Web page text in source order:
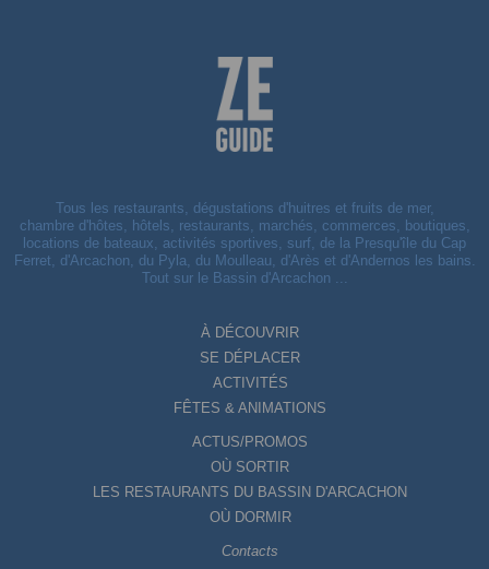
Tous les restaurants, dégustations d'huitres et fruits de mer,
chambre d'hôtes, hôtels, restaurants, marchés, commerces, boutiques,
locations de bateaux, activités sportives, surf, de la Presqu'île du Cap
Ferret, d'Arcachon, du Pyla, du Moulleau, d'Arès et d'Andernos les bains.
Tout sur le Bassin d'Arcachon ...
À DÉCOUVRIR
SE DÉPLACER
ACTIVITÉS
FÊTES & ANIMATIONS
ACTUS/PROMOS
OÙ SORTIR
LES RESTAURANTS DU BASSIN D'ARCACHON
OÙ DORMIR
Contacts